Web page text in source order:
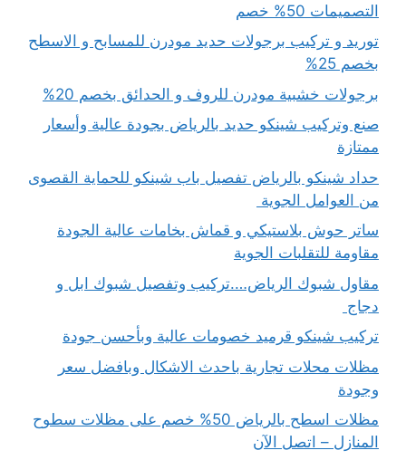
التصميمات 50% خصم
توريد و تركيب برجولات حديد مودرن للمسابح و الاسطح
بخصم 25%
برجولات خشبية مودرن للروف و الحدائق بخصم 20%
صنع وتركيب شينكو حديد بالرياض بجودة عالية وأسعار
ممتازة
حداد شينكو بالرياض تفصيل باب شينكو للحماية القصوى
من العوامل الجوية
ساتر حوش بلاستيكي و قماش بخامات عالية الجودة
مقاومة للتقلبات الجوية
مقاول شبوك الرياض….تركيب وتفصيل شبوك ابل و
دجاج
تركيب شينكو قرميد خصومات عالية وبأحسن جودة
مظلات محلات تجارية باحدث الاشكال وبافضل سعر
وجودة
مظلات اسطح بالرياض 50% خصم على مظلات سطوح
المنازل – اتصل الآن